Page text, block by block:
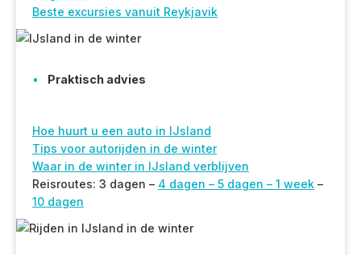
Beste excursies vanuit Reykjavik
Praktisch advies
Hoe huurt u een auto in IJsland
Tips voor autorijden in de winter
Waar in de winter in IJsland verblijven
Reisroutes: 3 dagen – 4 dagen – 5 dagen – 1 week –
10 dagen